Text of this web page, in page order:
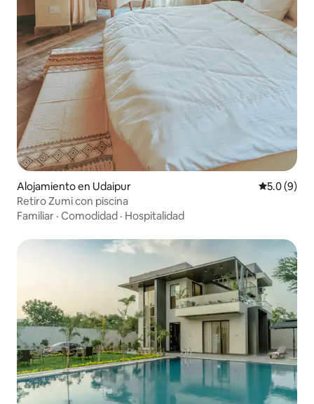
Alojamiento en Udaipur
5.0 (9)
Retiro Zumi con piscina
Familiar · Comodidad · Hospitalidad